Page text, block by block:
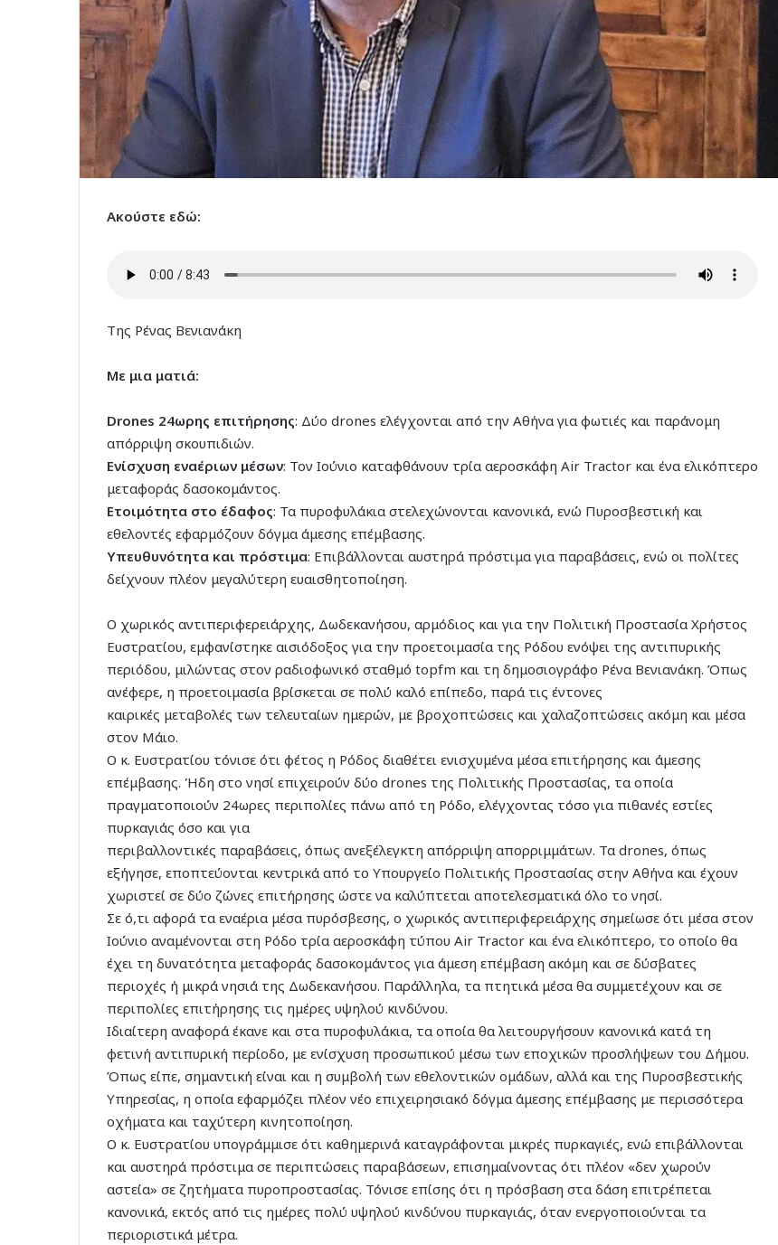
Ακούστε εδώ:
Της Ρένας Βενιανάκη
Με μια ματιά:
Drones 24ωρης επιτήρησης: Δύο drones ελέγχονται από την Αθήνα για φωτιές και παράνομη
απόρριψη σκουπιδιών.
Ενίσχυση εναέριων μέσων: Τον Ιούνιο καταφθάνουν τρία αεροσκάφη Air Tractor και ένα ελικόπτερο
μεταφοράς δασοκομάντος.
Ετοιμότητα στο έδαφος: Τα πυροφυλάκια στελεχώνονται κανονικά, ενώ Πυροσβεστική και
εθελοντές εφαρμόζουν δόγμα άμεσης επέμβασης.
Υπευθυνότητα και πρόστιμα: Επιβάλλονται αυστηρά πρόστιμα για παραβάσεις, ενώ οι πολίτες
δείχνουν πλέον μεγαλύτερη ευαισθητοποίηση.
Ο χωρικός αντιπεριφερειάρχης, Δωδεκανήσου, αρμόδιος και για την Πολιτική Προστασία Χρήστος
Ευστρατίου, εμφανίστηκε αισιόδοξος για την προετοιμασία της Ρόδου ενόψει της αντιπυρικής
περιόδου, μιλώντας στον ραδιοφωνικό σταθμό topfm και τη δημοσιογράφο Ρένα Βενιανάκη. Όπως
ανέφερε, η προετοιμασία βρίσκεται σε πολύ καλό επίπεδο, παρά τις έντονες
καιρικές μεταβολές των τελευταίων ημερών, με βροχοπτώσεις και χαλαζοπτώσεις ακόμη και μέσα
στον Μάιο.
Ο κ. Ευστρατίου τόνισε ότι φέτος η Ρόδος διαθέτει ενισχυμένα μέσα επιτήρησης και άμεσης
επέμβασης. Ήδη στο νησί επιχειρούν δύο drones της Πολιτικής Προστασίας, τα οποία
πραγματοποιούν 24ωρες περιπολίες πάνω από τη Ρόδο, ελέγχοντας τόσο για πιθανές εστίες
πυρκαγιάς όσο και για
περιβαλλοντικές παραβάσεις, όπως ανεξέλεγκτη απόρριψη απορριμμάτων. Τα drones, όπως
εξήγησε, εποπτεύονται κεντρικά από το Υπουργείο Πολιτικής Προστασίας στην Αθήνα και έχουν
χωριστεί σε δύο ζώνες επιτήρησης ώστε να καλύπτεται αποτελεσματικά όλο το νησί.
Σε ό,τι αφορά τα εναέρια μέσα πυρόσβεσης, ο χωρικός αντιπεριφερειάρχης σημείωσε ότι μέσα στον
Ιούνιο αναμένονται στη Ρόδο τρία αεροσκάφη τύπου Air Tractor και ένα ελικόπτερο, το οποίο θα
έχει τη δυνατότητα μεταφοράς δασοκομάντος για άμεση επέμβαση ακόμη και σε δύσβατες
περιοχές ή μικρά νησιά της Δωδεκανήσου. Παράλληλα, τα πτητικά μέσα θα συμμετέχουν και σε
περιπολίες επιτήρησης τις ημέρες υψηλού κινδύνου.
Ιδιαίτερη αναφορά έκανε και στα πυροφυλάκια, τα οποία θα λειτουργήσουν κανονικά κατά τη
φετινή αντιπυρική περίοδο, με ενίσχυση προσωπικού μέσω των εποχικών προσλήψεων του Δήμου.
Όπως είπε, σημαντική είναι και η συμβολή των εθελοντικών ομάδων, αλλά και της Πυροσβεστικής
Υπηρεσίας, η οποία εφαρμόζει πλέον νέο επιχειρησιακό δόγμα άμεσης επέμβασης με περισσότερα
οχήματα και ταχύτερη κινητοποίηση.
Ο κ. Ευστρατίου υπογράμμισε ότι καθημερινά καταγράφονται μικρές πυρκαγιές, ενώ επιβάλλονται
και αυστηρά πρόστιμα σε περιπτώσεις παραβάσεων, επισημαίνοντας ότι πλέον «δεν χωρούν
αστεία» σε ζητήματα πυροπροστασίας. Τόνισε επίσης ότι η πρόσβαση στα δάση επιτρέπεται
κανονικά, εκτός από τις ημέρες πολύ υψηλού κινδύνου πυρκαγιάς, όταν ενεργοποιούνται τα
περιοριστικά μέτρα.